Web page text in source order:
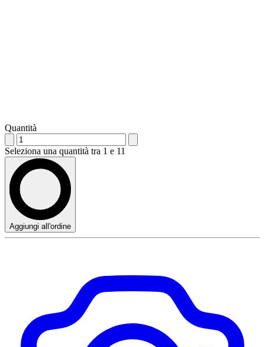
Quantità
Seleziona una quantità tra 1 e 11
Aggiungi all'ordine